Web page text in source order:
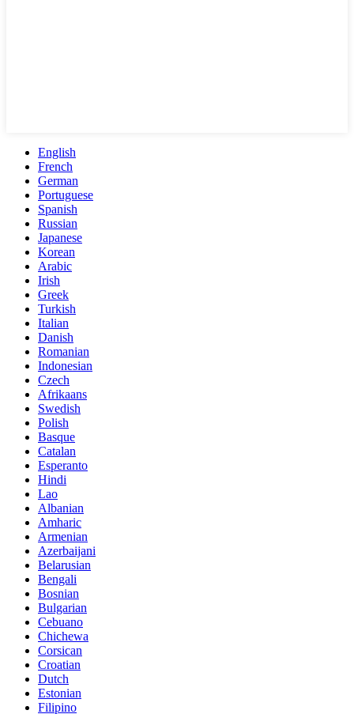
English
French
German
Portuguese
Spanish
Russian
Japanese
Korean
Arabic
Irish
Greek
Turkish
Italian
Danish
Romanian
Indonesian
Czech
Afrikaans
Swedish
Polish
Basque
Catalan
Esperanto
Hindi
Lao
Albanian
Amharic
Armenian
Azerbaijani
Belarusian
Bengali
Bosnian
Bulgarian
Cebuano
Chichewa
Corsican
Croatian
Dutch
Estonian
Filipino